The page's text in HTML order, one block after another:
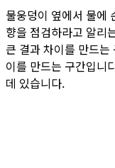
물웅덩이 옆에서 물에
향을 점검하라고 알리
큰 결과 차이를 만드는
이를 만드는 구간입니
데 있습니다.